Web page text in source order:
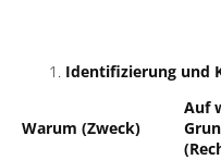
Identifizierung und
Warum (Zweck)
Auf